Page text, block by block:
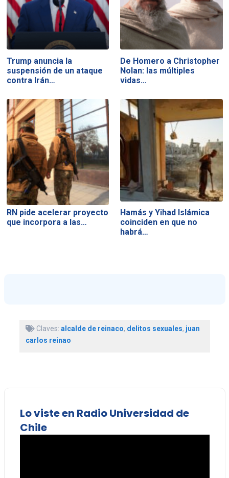
Trump anuncia la
suspensión de un ataque
contra Irán…
De Homero a Christopher
Nolan: las múltiples
vidas…
RN pide acelerar proyecto
que incorpora a las…
Hamás y Yihad Islámica
coinciden en que no
habrá…
Claves: alcalde de reinaco, delitos sexuales, juan
carlos reinao
Lo viste en Radio Universidad de
Chile